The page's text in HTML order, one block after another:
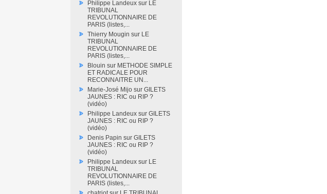
Philippe Landeuxsur LE
TRIBUNAL
REVOLUTIONNAIRE DE
PARIS (listes,...
Thierry Mougin sur LE
TRIBUNAL
REVOLUTIONNAIRE DE
PARIS (listes,...
Blouin sur METHODE SIMPLE
ET RADICALE POUR
RECONNAITRE UN...
Marie-José Mijosur GILETS
JAUNES : RIC ou RIP ?
(vidéo)
Philippe Landeuxsur GILETS
JAUNES : RIC ou RIP ?
(vidéo)
Denis Papin sur GILETS
JAUNES : RIC ou RIP ?
(vidéo)
Philippe Landeuxsur LE
TRIBUNAL
REVOLUTIONNAIRE DE
PARIS (listes,...